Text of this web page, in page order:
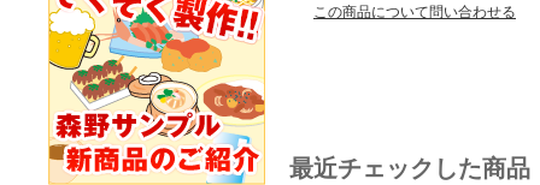
この商品について問い合わせる
最近チェックした商品